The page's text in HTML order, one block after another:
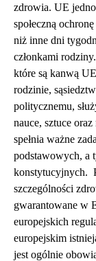
zdrowia. UE
społeczną
niż inne dni
członkami
które są kanwą
rodzinie,
politycznemu,
nauce, sztuce
spełnia ważne
podstawowych, a
konstytucyjnych.
szczególności
gwarantowane w
europejskich
europejskim
jest ogólnie